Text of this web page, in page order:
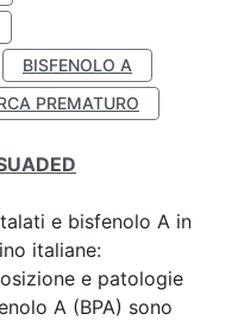
BISFENOLO A
PREMATURO
e bisfenolo A in
italiane:
e patologie
A (BPA) sono